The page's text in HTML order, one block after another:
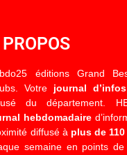
éditions Grand
Votre journal
du département.
hebdomadaire
diffusé à plus de
semaine en points